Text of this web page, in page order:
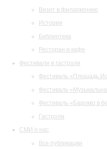
Визит в филармонию
История
Библиотека
Ресторан и кафе
Фестивали и гастроли
Фестиваль «Площадь
Фестиваль
Фестиваль «Барокко в
Гастроли
СМИ о нас
Все публикации